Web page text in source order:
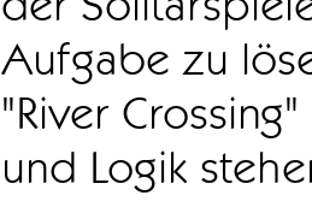
Aufgabe zu
"River
und Logik